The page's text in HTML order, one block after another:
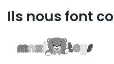
Ils nous font